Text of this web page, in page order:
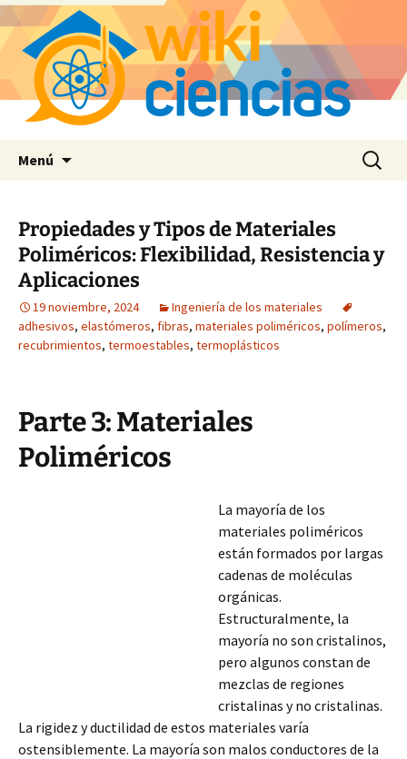
Menú Buscar:
Propiedades y Tipos de Materiales
Poliméricos: Flexibilidad, Resistencia y
Aplicaciones
19 noviembre, 2024
Ingeniería de los materiales
adhesivos, elastómeros, fibras, materiales poliméricos, polímeros,
recubrimientos, termoestables, termoplásticos
Parte 3: Materiales
Poliméricos
La mayoría de los
materiales poliméricos
están formados por largas
cadenas de moléculas
orgánicas.
Estructuralmente, la
mayoría no son cristalinos,
pero algunos constan de
mezclas de regiones
cristalinas y no cristalinas.
La rigidez y ductilidad de estos materiales varía
ostensiblemente. La mayoría son malos conductores de la